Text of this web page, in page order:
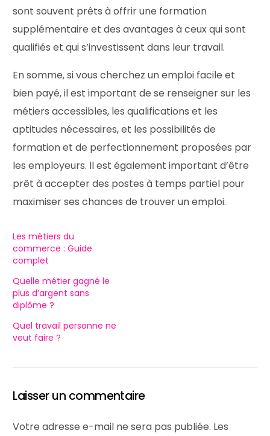
sont souvent prêts à offrir une formation
supplémentaire et des avantages à ceux qui sont
qualifiés et qui s’investissent dans leur travail.
En somme, si vous cherchez un emploi facile et
bien payé, il est important de se renseigner sur les
métiers accessibles, les qualifications et les
aptitudes nécessaires, et les possibilités de
formation et de perfectionnement proposées par
les employeurs. Il est également important d’être
prêt à accepter des postes à temps partiel pour
maximiser ses chances de trouver un emploi.
Les métiers du
commerce : Guide
complet
Quelle métier gagné le
plus d’argent sans
diplôme ?
Quel travail personne ne
veut faire ?
Laisser un commentaire
Votre adresse e-mail ne sera pas publiée. Les